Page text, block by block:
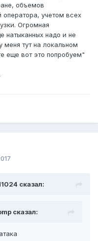
объемов
учетом всех
Огромная
натыканных надо и не
меня тут на локальном
еще вот это попробуем"
сказал:
сказал: